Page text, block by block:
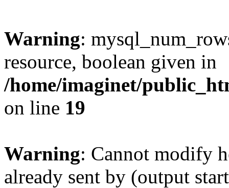
Warning:
resource, boolean given in
/home/imaginet/
on line 19
Warning: Cannot modify
already sent by (output